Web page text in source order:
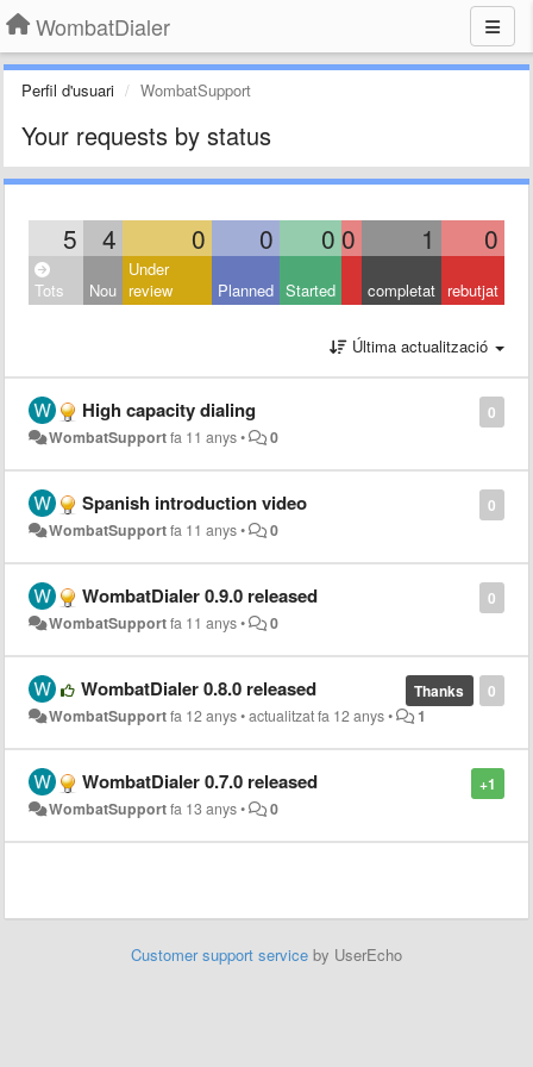
WombatDialer
Perfil d'usuari WombatSupport
Your requests by status
5 4 0 0 0 0 1 0
Tots Nou
Under
review
Planned Started completat rebutjat
Última actualització
0
High capacity dialing
WombatSupportfa 11 anys• 0
0
Spanish introduction video
WombatSupportfa 11 anys• 0
0
WombatDialer 0.9.0 released
WombatSupportfa 11 anys• 0
0
Thanks
WombatDialer 0.8.0 released
WombatSupportfa 12 anys•actualitzatfa 12 anys• 1
+1
WombatDialer 0.7.0 released
WombatSupportfa 13 anys• 0
Customer support service by UserEcho